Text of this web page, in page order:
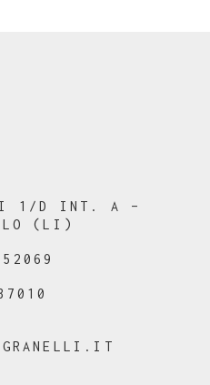
1/D INT. A –
(LI)